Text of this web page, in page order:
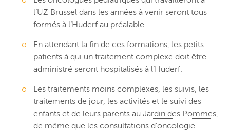
l’UZ Brussel dans les années à venir seront tous
formés à l’Huderf au préalable.
En attendant la fin de ces formations, les petits
patients à qui un traitement complexe doit être
administré seront hospitalisés à l’Huderf.
Les traitements moins complexes, les suivis, les
traitements de jour, les activités et le suivi des
enfants et de leurs parents auJardin des Pommes,
de même que les consultations d’oncologie